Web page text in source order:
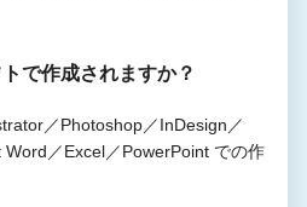
で作成されますか？​
／Photoshop／InDesign／
／Excel／PowerPoint​ での作